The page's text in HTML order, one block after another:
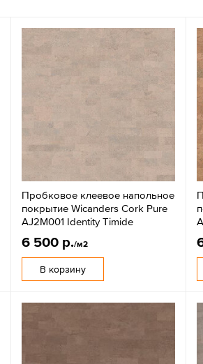
Пробковое клеевое напольное
покрытие Wicanders Cork Pure
AJ2M001 Identity Timide
6 500 р./м2
В корзину